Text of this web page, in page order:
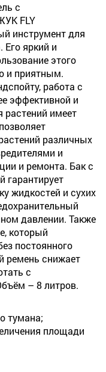
с
FLY
инструмент для
яркий и
этого
и приятным.
работа с
эффективной и
имеет
различных
и
и ремонта. Бак с
гарантирует
жидкостей и сухих
давлении. Также
который
постоянного
ремень снижает
с
– 8 литров.
тумана;
площади